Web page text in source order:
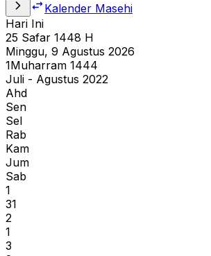
Kalender Masehi
Hari Ini
25 Safar 1448 H
Minggu, 9 Agustus 2026
1Muharram 1444
Juli - Agustus 2022
Ahd
Sen
Sel
Rab
Kam
Jum
Sab
1
31
2
1
3